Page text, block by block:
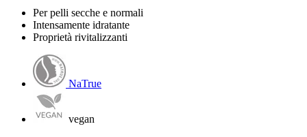
Per pelli secche e normali
Intensamente idratante
Proprietà rivitalizzanti
NaTrue
vegan